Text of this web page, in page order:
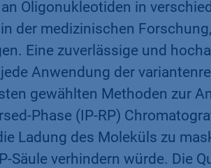
Oligonukleotiden in
der medizinischen
Eine zuverlässige und
Anwendung der
gewählten Methoden zur
Phase (IP-RP)
Ladung des Moleküls zu
Säule verhindern würde. Die